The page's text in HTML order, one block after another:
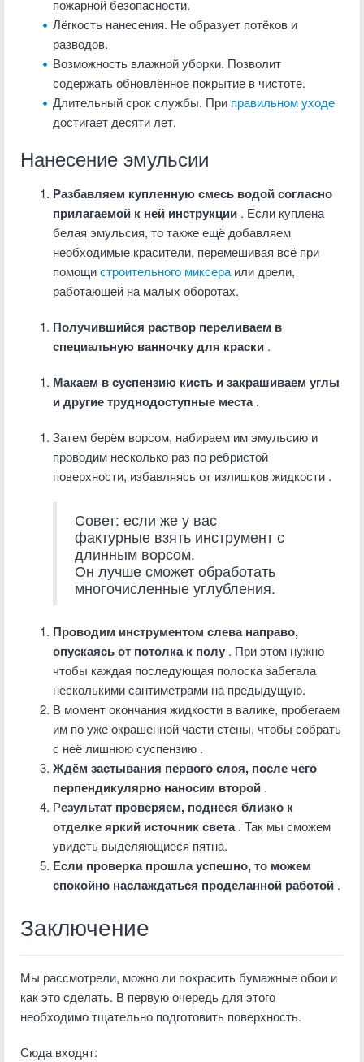
пожарной безопасности.
Лёгкость нанесения. Не образует потёков и
разводов.
Возможность влажной уборки. Позволит
содержать обновлённое покрытие в чистоте.
Длительный срок службы. При правильном уходе
достигает десяти лет.
Нанесение эмульсии
Разбавляем купленную смесь водой согласно
прилагаемой к ней инструкции . Если куплена
белая эмульсия, то также ещё добавляем
необходимые красители, перемешивая всё при
помощистроительного миксера или дрели,
работающей на малых оборотах.
Получившийся раствор переливаем в
специальную ванночку для краски .
Макаем в суспензию кисть и закрашиваем углы
и другие труднодоступные места.
Затем берём ворсом, набираем им эмульсию и
проводим несколько раз по ребристой
поверхности, избавляясь от излишков жидкости .
Совет: если же у вас
фактурные взять инструмент с
длинным ворсом.
Он лучше сможет обработать
многочисленные углубления.
Проводим инструментом слева направо,
опускаясь от потолка к полу . При этом нужно
чтобы каждая последующая полоска забегала
несколькими сантиметрами на предыдущую.
В момент окончания жидкости в валике, пробегаем
им по уже окрашенной части стены, чтобы собрать
с неё лишнюю суспензию .
Ждём застывания первого слоя, после чего
перпендикулярно наносим второй .
Результат проверяем, поднеся близко к
отделке яркий источник света. Так мы сможем
увидеть выделяющиеся пятна.
Если проверка прошла успешно, то можем
спокойно наслаждаться проделанной работой .
Заключение
Мы рассмотрели, можно ли покрасить бумажные обои и
как это сделать. В первую очередь для этого
необходимо тщательно подготовить поверхность.
Сюда входят: